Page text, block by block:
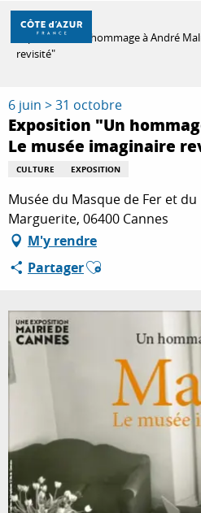
Aller
contenu
À FAIRE
SÉJOURNER
Accueil
Exposition "Un hommage à André
revisité"
6 juin > 31 octobre
Exposition "Un
Le musée imaginaire
CULTURE EXPOSITION
Musée du Masque de Fer et du
Marguerite, 06400 Cannes
M'y rendre
PartagerAjouter aux favoris